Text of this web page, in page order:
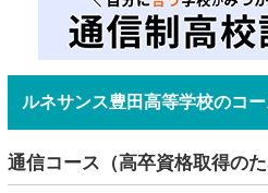
ルネサンス豊田高等学校のコー
通信コース（高卒資格取得